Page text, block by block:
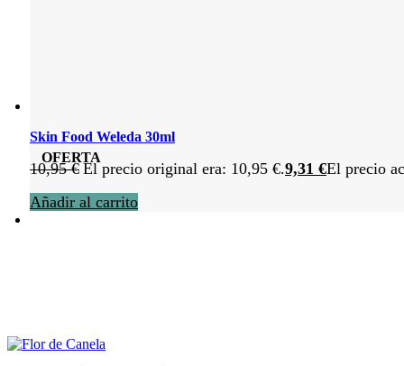
OFERTA
Skin Food Weleda 30ml
10,95€ El precio original era: 10,95 €.9,31 €El precio
Añadir al carrito